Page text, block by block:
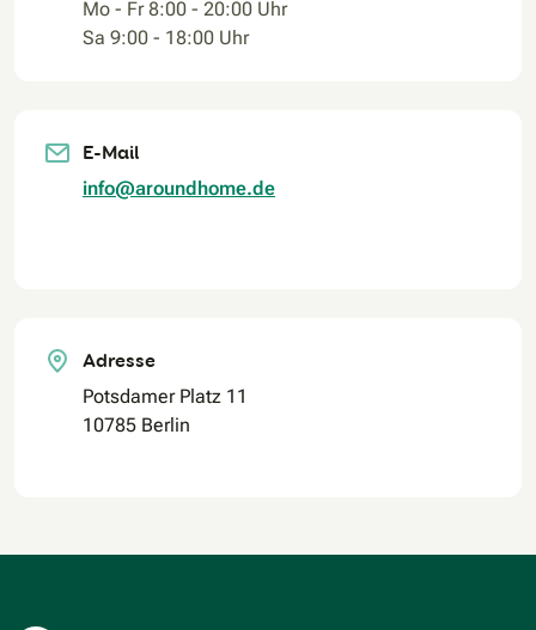
Mo - Fr 8:00 - 20:00 Uhr
Sa 9:00 - 18:00 Uhr
E-Mail
info@aroundhome.de
Adresse
Potsdamer Platz 11
10785 Berlin